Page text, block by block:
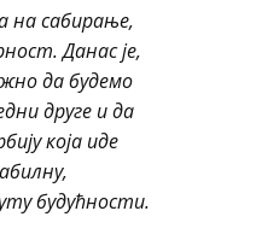
на сабирање,
Данас је,
да будемо
друге и да
која иде
будућности.